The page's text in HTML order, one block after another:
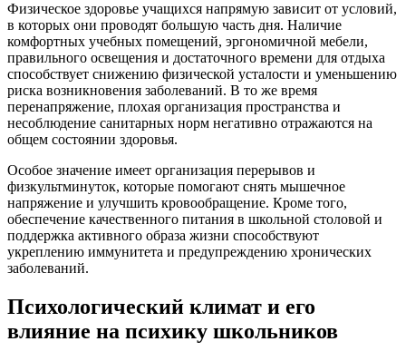
Физическое здоровье учащихся напрямую зависит от условий,
в которых они проводят большую часть дня. Наличие
комфортных учебных помещений, эргономичной мебели,
правильного освещения и достаточного времени для отдыха
способствует снижению физической усталости и уменьшению
риска возникновения заболеваний. В то же время
перенапряжение, плохая организация пространства и
несоблюдение санитарных норм негативно отражаются на
общем состоянии здоровья.
Особое значение имеет организация перерывов и
физкультминуток, которые помогают снять мышечное
напряжение и улучшить кровообращение. Кроме того,
обеспечение качественного питания в школьной столовой и
поддержка активного образа жизни способствуют
укреплению иммунитета и предупреждению хронических
заболеваний.
Психологический климат и его
влияние на психику школьников